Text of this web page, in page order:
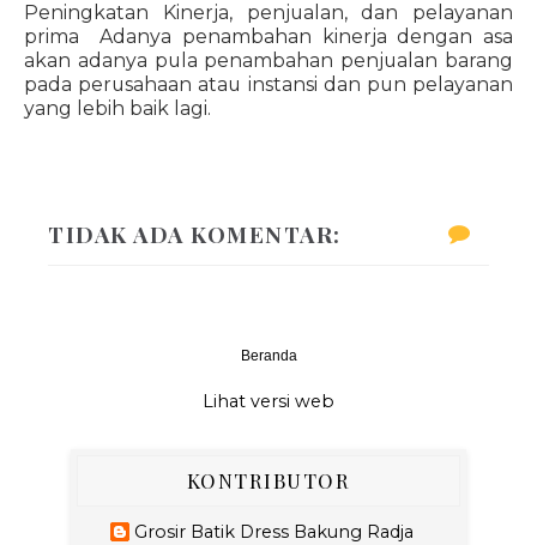
Peningkatan Kinerja, penjualan, dan pelayanan
prima Adanya penambahan kinerja dengan asa
akan adanya pula penambahan penjualan barang
pada perusahaan atau instansi dan pun pelayanan
yang lebih baik lagi.
TIDAK ADA KOMENTAR:
Beranda
Lihat versi web
KONTRIBUTOR
Grosir Batik Dress Bakung Radja